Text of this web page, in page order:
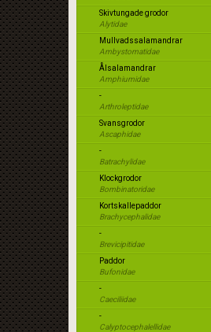
Skivtungade grodor
Alytidae
Mullvadssalamandrar
Ambystomatidae
Ålsalamandrar
Amphiumidae
-
Arthroleptidae
Svansgrodor
Ascaphidae
-
Batrachylidae
Klockgrodor
Bombinatoridae
Kortskallepaddor
Brachycephalidae
-
Brevicipitidae
Paddor
Bufonidae
-
Caeciliidae
-
Calyptocephalellidae